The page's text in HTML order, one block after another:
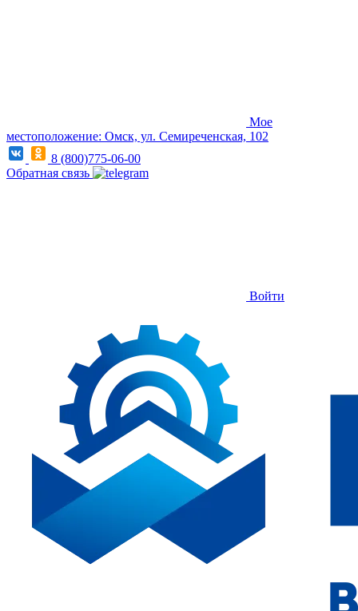
Мое
местоположение: Омск, ул. Семиреченская, 102
8 (800)775-06-00
Обратная связь
Войти